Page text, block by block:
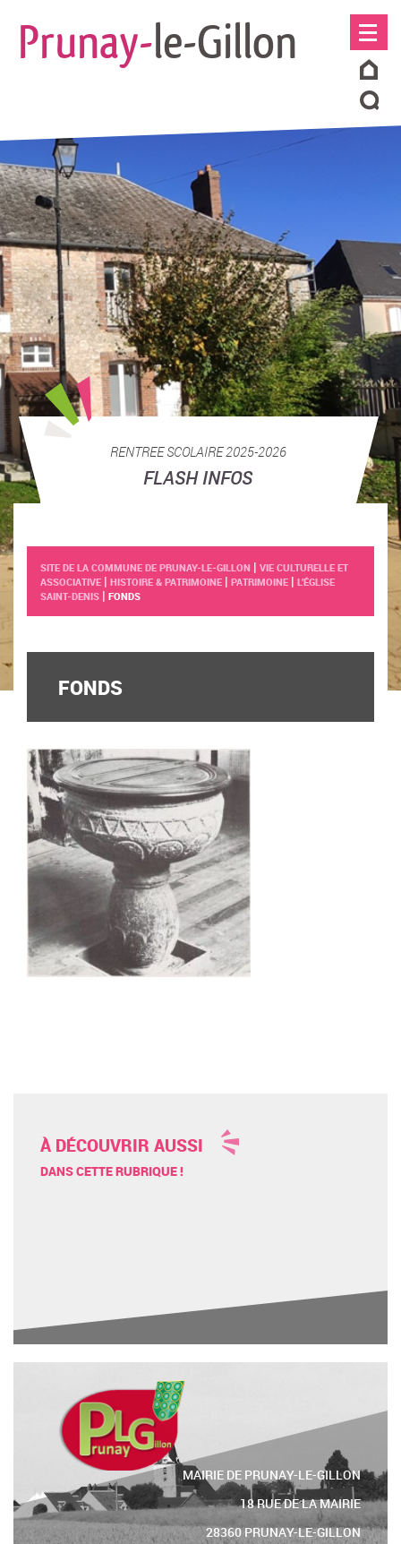
Prunay-le-Gillon
RENTREE SCOLAIRE 2025-2026
FLASH INFOS
SITE DE LA COMMUNE DE PRUNAY-LE-GILLON | VIE CULTURELLE ET
ASSOCIATIVE | HISTOIRE & PATRIMOINE | PATRIMOINE | L’ÉGLISE
SAINT-DENIS | FONDS
FONDS
À DÉCOUVRIR AUSSI
DANS CETTE RUBRIQUE !
MAIRIE DE PRUNAY-LE-GILLON
18 RUE DE LA MAIRIE
28360 PRUNAY-LE-GILLON